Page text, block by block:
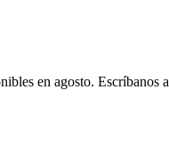
en agosto. Escríbanos a